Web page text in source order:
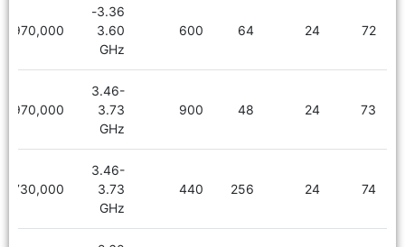
72
24
64
600
3.36-
3.60
GHz
2,970,000
73
24
48
900
3.46-
3.73
GHz
2,970,000
74
24
256
440
3.46-
3.73
GHz
5,730,000